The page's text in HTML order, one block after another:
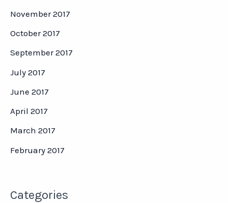
November 2017
October 2017
September 2017
July 2017
June 2017
April 2017
March 2017
February 2017
Categories